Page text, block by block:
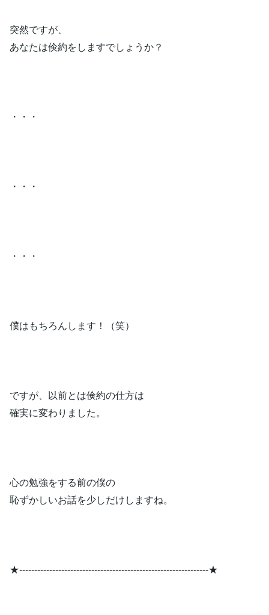
突然ですが、
あなたは倹約をしますでしょうか？
・・・
・・・
・・・
僕はもちろんします！（笑）
ですが、以前とは倹約の仕方は
確実に変わりました。
心の勉強をする前の僕の
恥ずかしいお話を少しだけしますね。
★---------------------------------------------------------------★